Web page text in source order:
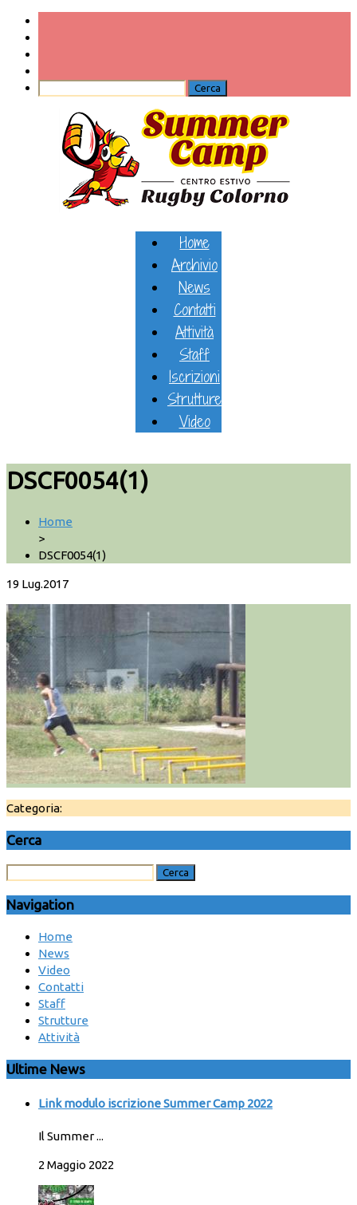
Home
Archivio
News
Contatti
Attività
Staff
Iscrizioni
Strutture
Video
DSCF0054(1)
Home
>
DSCF0054(1)
19 Lug.2017
Categoria:
Cerca
Navigation
Home
News
Video
Contatti
Staff
Strutture
Attività
Ultime News
Link modulo iscrizione Summer Camp 2022
Il Summer ...
2 Maggio 2022